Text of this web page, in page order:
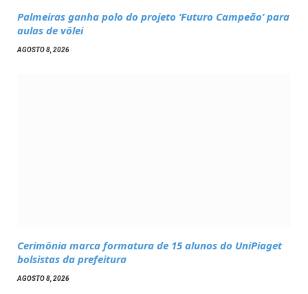
Palmeiras ganha polo do projeto ‘Futuro Campeão’ para
aulas de vôlei
AGOSTO 8, 2026
Cerimônia marca formatura de 15 alunos do UniPiaget
bolsistas da prefeitura
AGOSTO 8, 2026